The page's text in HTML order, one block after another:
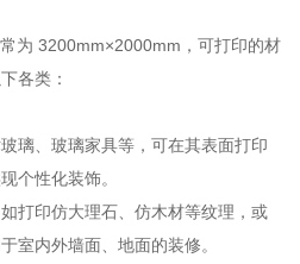
为 3200mm×2000mm，可打印的材
各类：
璃、玻璃家具等，可在其表面打印
个性化装饰。
打印仿大理石、仿木材等纹理，或
室内外墙面、地面的装修。